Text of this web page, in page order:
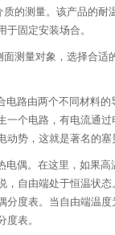
的测量。该产品的耐
于固定安装场合。
测量对象，选择合适
路由两个不同材料的
一个电路，有电流通
动势，这就是著名的塞
偶。在这里，如果高
，自由端处于恒温状
分度表。当自由端温
度表。